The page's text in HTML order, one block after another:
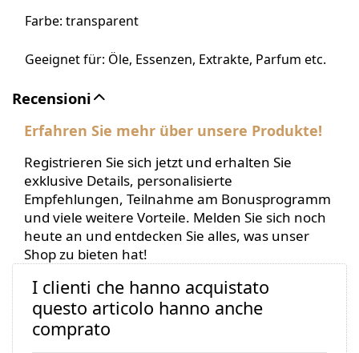
Farbe: transparent
Geeignet für: Öle, Essenzen, Extrakte, Parfum etc.
Recensioni
Erfahren Sie mehr über unsere Produkte!
Registrieren Sie sich jetzt und erhalten Sie
exklusive Details, personalisierte
Empfehlungen, Teilnahme am Bonusprogramm
und viele weitere Vorteile. Melden Sie sich noch
heute an und entdecken Sie alles, was unser
Shop zu bieten hat!
I clienti che hanno acquistato
questo articolo hanno anche
comprato